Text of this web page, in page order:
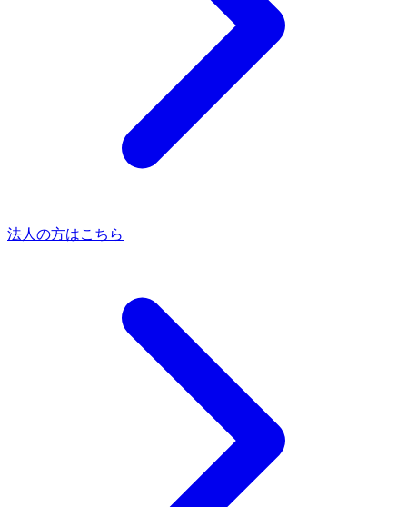
法人の方はこちら